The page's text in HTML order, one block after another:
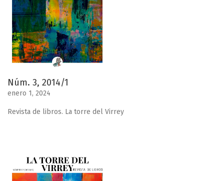
Núm. 3, 2014/1
enero 1, 2024
Revista de libros. La torre del Virrey